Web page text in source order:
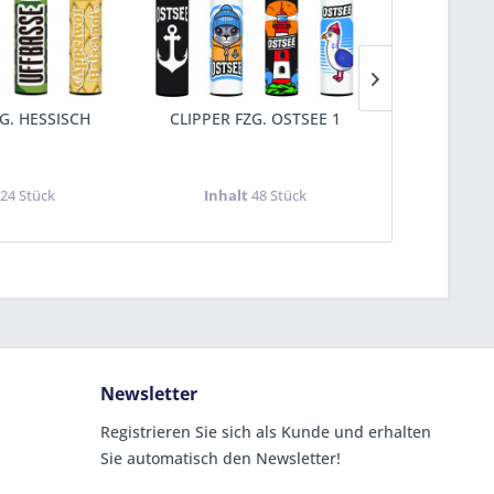
HESSISCH
24 Stück
CLIPPER FZG. OSTSEE 1
Inhalt 48 Stück
Newsletter
Registrieren Sie sich als Kunde und erhalten
Sie automatisch den Newsletter!